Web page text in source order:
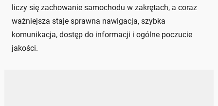
liczy się zachowanie samochodu w zakrętach, a coraz
ważniejsza staje sprawna nawigacja, szybka
komunikacja, dostęp do informacji i ogólne poczucie
jakości.